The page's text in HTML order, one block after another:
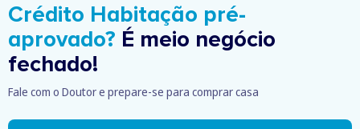
Crédito Habitação pré-
aprovado? É meio negócio
fechado!
Fale com o Doutor e prepare-se para comprar casa